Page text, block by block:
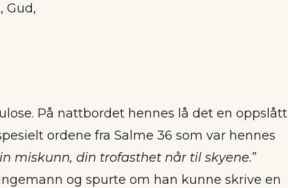
Gud,
På nattbordet hennes lå det en oppslått
ordene fra Salme 36 som var hennes
miskunn, din trofasthet når til skyene.”
og spurte om han kunne skrive en